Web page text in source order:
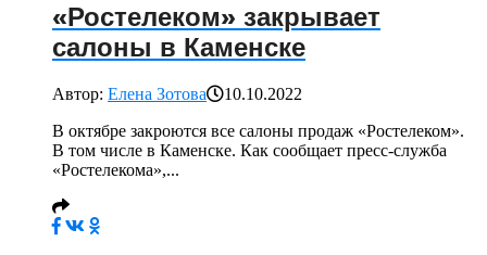
«Ростелеком» закрывает
салоны в Каменске
Автор: Елена Зотова
10.10.2022
В октябре закроются все салоны продаж «Ростелеком».
В том числе в Каменске. Как сообщает пресс-служба
«Ростелекома»,...